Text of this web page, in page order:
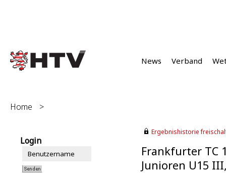
News Verband
Home >
Login
Ergebnishistorie
Frankfurter TC
Junioren U15